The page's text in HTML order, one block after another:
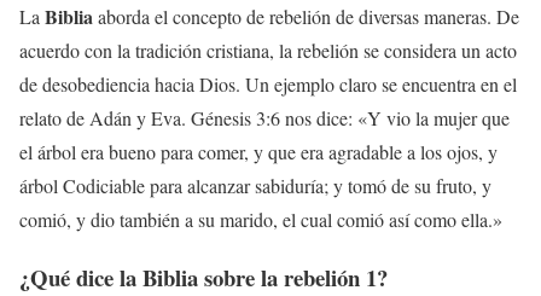
La Biblia aborda el concepto de rebelión de diversas maneras. De
acuerdo con la tradición cristiana, la rebelión se considera un acto
de desobediencia hacia Dios. Un ejemplo claro se encuentra en el
relato de Adán y Eva. Génesis 3:6 nos dice: «Y vio la mujer que
el árbol era bueno para comer, y que era agradable a los ojos, y
árbol Codiciable para alcanzar sabiduría; y tomó de su fruto, y
comió, y dio también a su marido, el cual comió así como ella.»
¿Qué dice laBibliasobre la rebelión 1?